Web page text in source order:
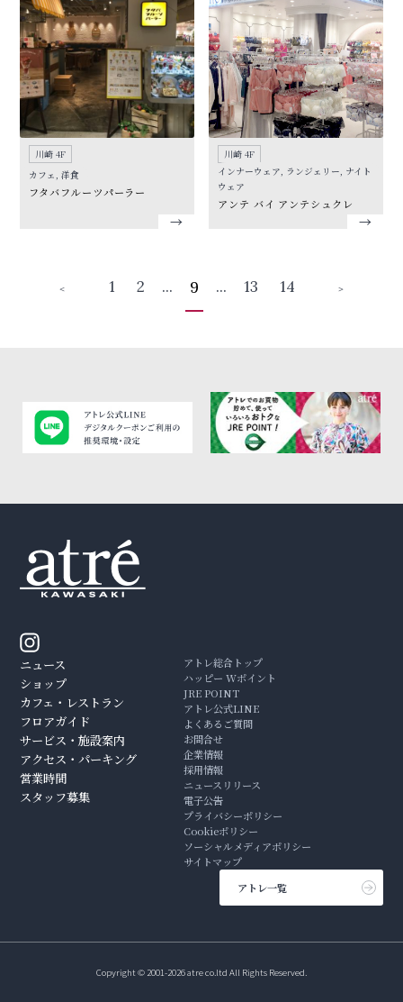
川崎 4F
カフェ, 洋食
フタバフルーツパーラー
川崎 4F
インナーウェア, ランジェリー, ナイト
ウェア
アンテ バイ アンテシュクレ
＜ 1 2 ... 9 ... 13 14 ＞
ニュース
ショップ
カフェ・レストラン
フロアガイド
サービス・施設案内
アクセス・パーキング
営業時間
スタッフ募集
アトレ総合トップ
ハッピー Wポイント
JRE POINT
アトレ公式LINE
よくあるご質問
お問合せ
企業情報
採用情報
ニュースリリース
電子公告
プライバシーポリシー
Cookieポリシー
ソーシャルメディアポリシー
サイトマップ
アトレ一覧
Copyright © 2001-2026 atre co.ltd All Rights Reserved.